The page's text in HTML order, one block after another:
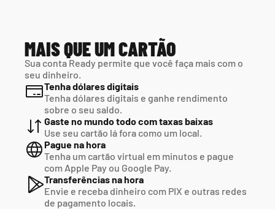
MAIS QUE UM CARTÃO
Sua conta Ready permite que você faça mais com o
seu dinheiro.
Tenha dólares digitais
Tenha dólares digitais e ganhe rendimento
sobre o seu saldo.
Gaste no mundo todo com taxas baixas
Use seu cartão lá fora como um local.
Pague na hora
Tenha um cartão virtual em minutos e pague
com Apple Pay ou Google Pay.
Transferências na hora
Envie e receba dinheiro com PIX e outras redes
de pagamento locais.